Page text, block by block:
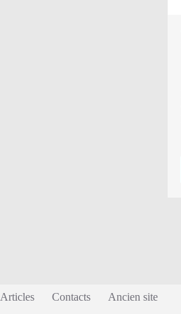
Articles Contacts
Ancien site